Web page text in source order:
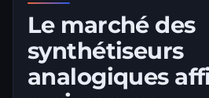
Le marché des
synthétiseurs
analogiques